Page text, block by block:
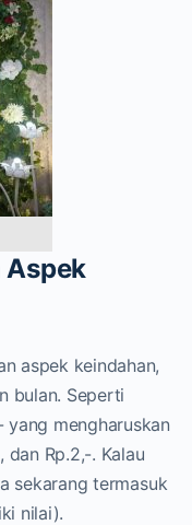
Aspek
aspek keindahan,
bulan. Seperti
mengharuskan
dan Rp.2,-. Kalau
sekarang termasuk
nilai).